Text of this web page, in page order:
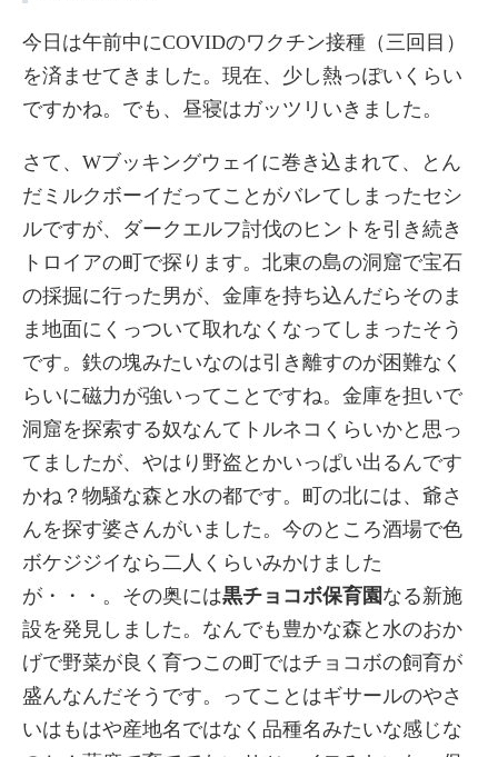
今日は午前中にCOVIDのワクチン接種（三回目）
を済ませてきました。現在、少し熱っぽいくらい
ですかね。でも、昼寝はガッツリいきました。
さて、Wブッキングウェイに巻き込まれて、とん
だミルクボーイだってことがバレてしまったセシ
ルですが、ダークエルフ討伐のヒントを引き続き
トロイアの町で探ります。北東の島の洞窟で宝石
の採掘に行った男が、金庫を持ち込んだらそのま
ま地面にくっついて取れなくなってしまったそう
です。鉄の塊みたいなのは引き離すのが困難なく
らいに磁力が強いってことですね。金庫を担いで
洞窟を探索する奴なんてトルネコくらいかと思っ
てましたが、やはり野盗とかいっぱい出るんです
かね？物騒な森と水の都です。町の北には、爺さ
んを探す婆さんがいました。今のところ酒場で色
ボケジジイなら二人くらいみかけました
が・・・。その奥には黒チョコボ保育園なる新施
設を発見しました。なんでも豊かな森と水のおか
げで野菜が良く育つこの町ではチョコボの飼育が
盛んなんだそうです。ってことはギサールのやさ
いはもはや産地名ではなく品種名みたいな感じな